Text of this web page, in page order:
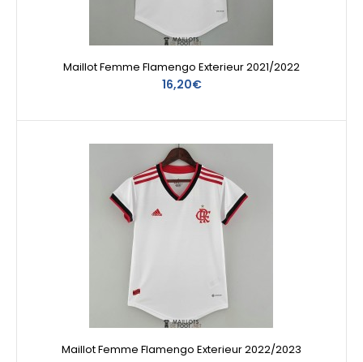
Maillot Femme Flamengo Exterieur 2021/2022
16,20€
Maillot Femme Flamengo Exterieur 2022/2023